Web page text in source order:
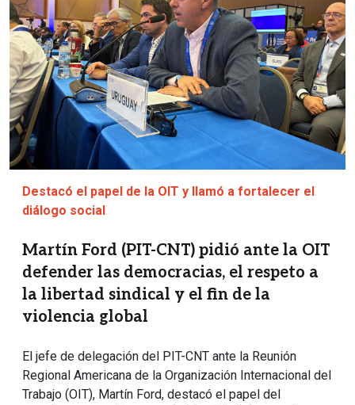
Destacó el papel de la OIT y llamó a fortalecer el
diálogo social
Martín Ford (PIT-CNT) pidió ante la OIT
defender las democracias, el respeto a
la libertad sindical y el fin de la
violencia global
El jefe de delegación del PIT-CNT ante la Reunión
Regional Americana de la Organización Internacional del
Trabajo (OIT), Martín Ford, destacó el papel del